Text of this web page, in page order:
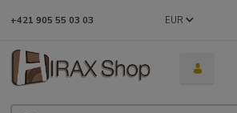
EUR
+421 905 55 03 03